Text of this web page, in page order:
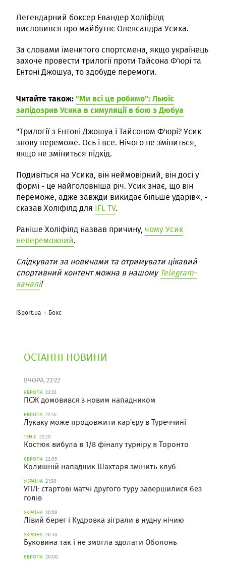
Легендарний боксер Евандер Холіфілд
висловився про майбутнє Олександра Усика.
За словами іменитого спортсмена, якщо українець
захоче провести трилогії проти Тайсона Ф'юрі та
Ентоні Джошуа, то здобуде перемоги.
Читайте також:"Ми всі це робимо": Льюїс
запідозрив Усика в симуляції в бою з Дюбуа
"Трилогії з Ентоні Джошуа і Тайсоном Ф'юрі? Усик
знову переможе. Ось і все. Нічого не зміниться,
якщо не зміниться підхід.
Подивіться на Усика, він неймовірний, він досі у
формі - це найголовніша річ. Усик знає, що він
переможе, адже завжди викидає більше ударів«, -
сказав Холіфілд для IFL TV.
Раніше Холіфілд назвав причину, чому Усик
непереможний.
Слідкувати за новинами та отримувати цікавий
спортивний контент можна в нашомуTelegram-
каналі!
iSport.ua Бокс
ОСТАННІ НОВИНИ
ВЧОРА, 23:22
ЄВРОПА 23:22
ПСЖ домовився з новим нападником
ЄВРОПА 22:45
Лукаку може продовжити кар'єру в Туреччині
ТЕНІС 22:20
Костюк вибула в 1/8 фіналу турніру в Торонто
ЄВРОПА 22:05
Колишній нападник Шахтаря змінить клуб
УКРАЇНА 21:30
УПЛ: стартові матчі другого туру завершилися без
голів
УКРАЇНА 20:58
Лівий берег і Кудровка зіграли в нудну нічию
УКРАЇНА 20:30
Буковина так і не змогла здолати Оболонь
ЄВРОПА 20:00